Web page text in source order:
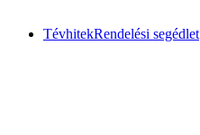
TévhitekRendelési segédlet